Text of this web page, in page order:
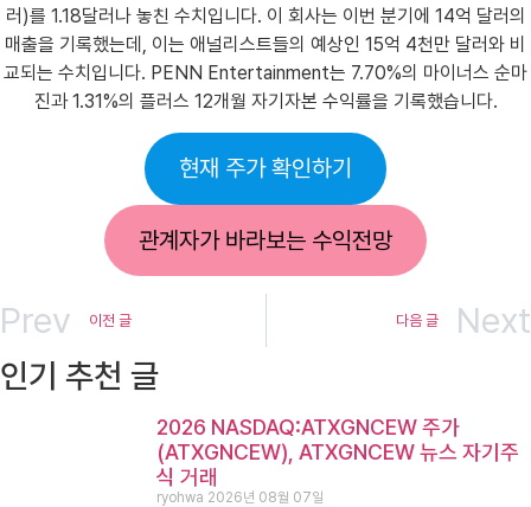
러)를 1.18달러나 놓친 수치입니다. 이 회사는 이번 분기에 14억 달러의
매출을 기록했는데, 이는 애널리스트들의 예상인 15억 4천만 달러와 비
교되는 수치입니다. PENN Entertainment는 7.70%의 마이너스 순마
진과 1.31%의 플러스 12개월 자기자본 수익률을 기록했습니다.
현재 주가 확인하기
관계자가 바라보는 수익전망
Prev 이전 글 다음 글 Next
인기 추천 글
2026 NASDAQ:ATXGNCEW 주가
(ATXGNCEW), ATXGNCEW 뉴스 자기주
식 거래
ryohwa 2026년 08월 07일